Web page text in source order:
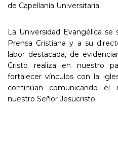
de Capellanía Universitaria.
La Universidad Evangélica
Prensa Cristiana y a su
labor destacada, de
Cristo realiza en nuestro
fortalecer vínculos con la
continúan comunicando el
nuestro Señor Jesucristo.